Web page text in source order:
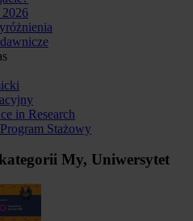
in Research
Stażowy
My, Uniwersytet